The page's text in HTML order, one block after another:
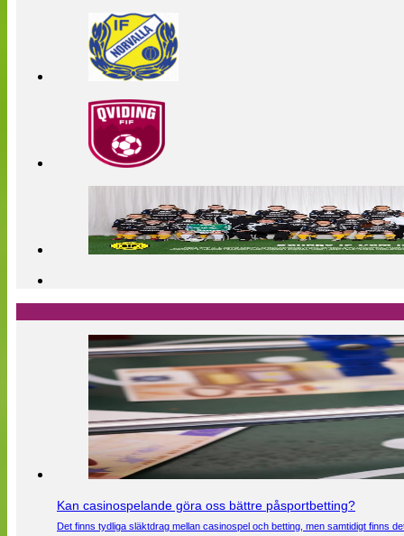
Kan casinospelande göra oss bättre påsportbetting?
Det finns tydliga släktdrag mellan casinospel och betting, men samtidigt finns